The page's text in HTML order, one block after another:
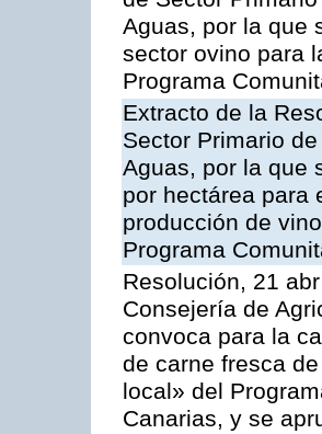
Aguas, por la que
sector ovino para
Programa
Extracto de la
Sector Primario
Aguas, por la que
por hectárea para
producción de
Programa
Resolución, 21
Consejería de
convoca para la
de carne fresca
local» del
Canarias, y se